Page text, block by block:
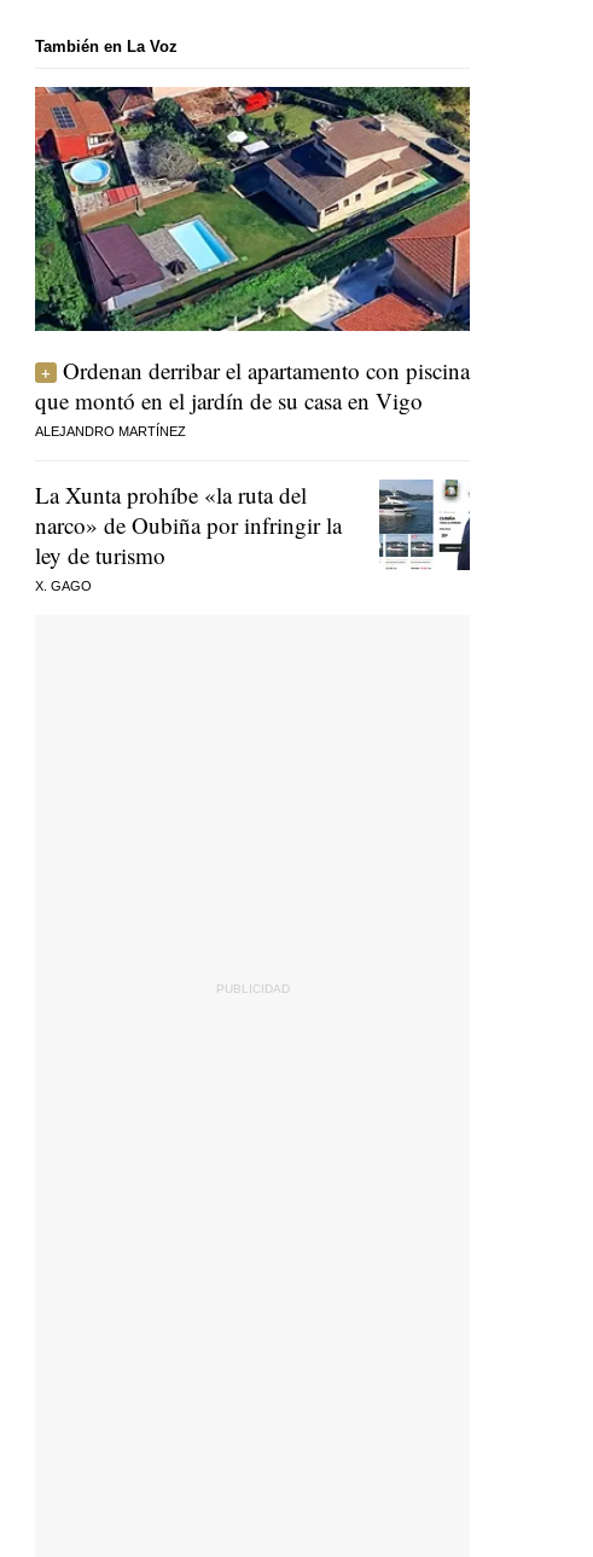
También en La Voz
Ordenan derribar el apartamento con piscina
que montó en el jardín de su casa en Vigo
ALEJANDRO MARTÍNEZ
La Xunta prohíbe «la ruta del
narco» de Oubiña por infringir la
ley de turismo
X. GAGO